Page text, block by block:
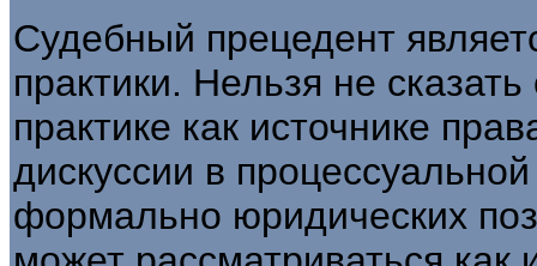
Судебный прецедент
практики. Нельзя не
практике как источнике
дискуссии в
формально юридических